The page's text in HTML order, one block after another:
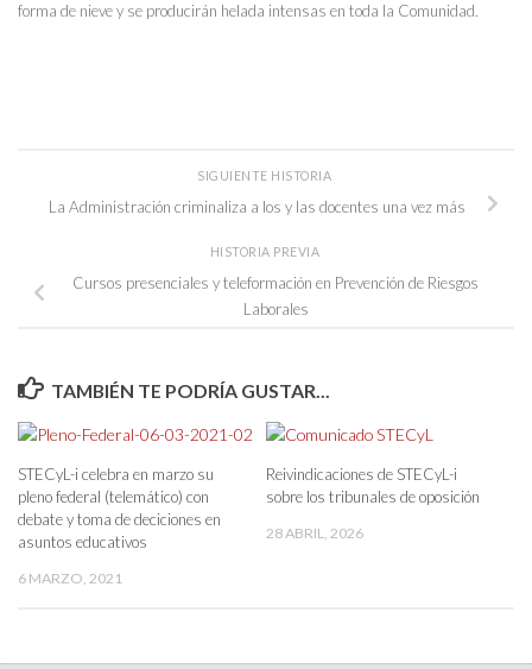
forma de nieve y se producirán helada intensas en toda la Comunidad.
SIGUIENTE HISTORIA
La Administración criminaliza a los y las docentes una vez más
HISTORIA PREVIA
Cursos presenciales y teleformación en Prevención de Riesgos
Laborales
TAMBIÉN TE PODRÍA GUSTAR...
STECyL-i celebra en marzo su
pleno federal (telemático) con
debate y toma de deciciones en
asuntos educativos
6 MARZO, 2021
Reivindicaciones de STECyL-i
sobre los tribunales de oposición
28 ABRIL, 2026